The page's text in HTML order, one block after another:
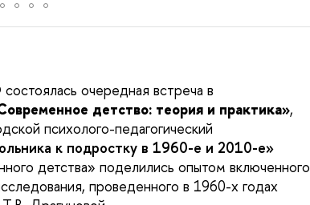
очередная встреча в
детство: теория и практика»,
психолого-педагогический
к подростку в 1960-е и 2010-е»
детства» поделились опытом включенного
проведенного в 1960-х годах